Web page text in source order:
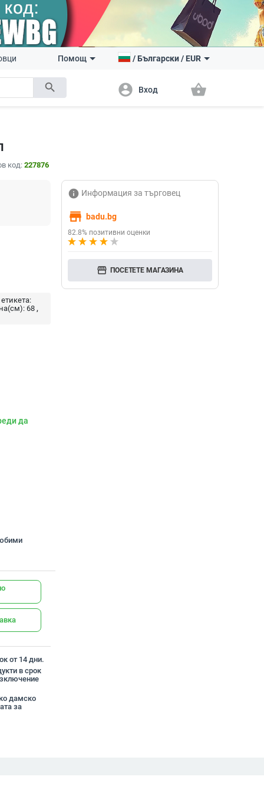
search
Помощ /Български/ EUR
account_circle Вход shopping_basket
код: 227876
68
да
от 14 дни.
в срок
дамско
за
info Информация за търговец
store badu.bg
82.8% позитивни оценки
storefront ПОСЕТЕТЕ МАГАЗИНА